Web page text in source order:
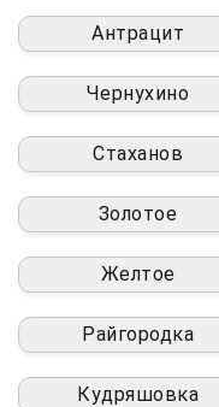
Антрацит
Чернухино
Стаханов
Золотое
Желтое
Райгородка
Кудряшовка